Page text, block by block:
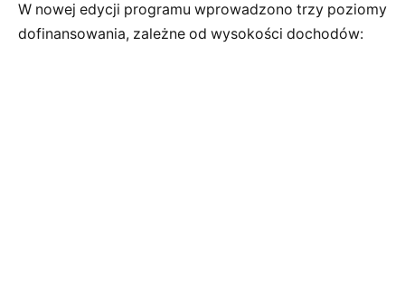
W nowej edycji programu wprowadzono trzy poziomy
dofinansowania, zależne od wysokości dochodów: